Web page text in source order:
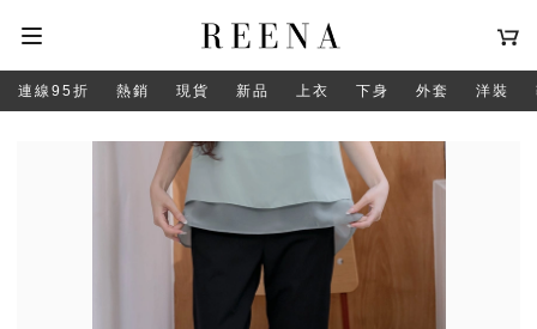
連線95折 熱銷 現貨 新品 上衣 下身 外套 洋裝